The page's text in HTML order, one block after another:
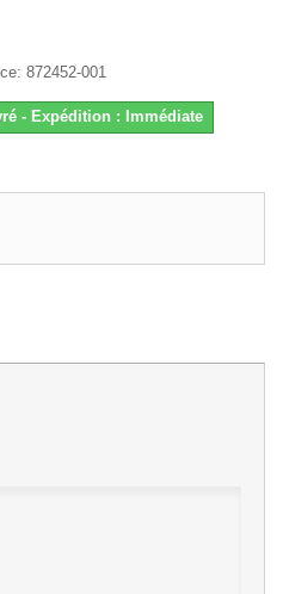
872452-001
- Expédition : Immédiate